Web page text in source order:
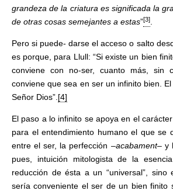
grandeza de la criatura es significada la
de otras cosas semejantes a estas”[3]
Pero si puede- darse el acceso o salto
es porque, para Llull: “Si existe un bien
conviene con no-ser, cuanto más, sin
conviene que sea en ser un infinito bien.
Señor Dios”. [4]
El paso a lo infinito se apoya en el
para el entendimiento humano el que se
entre el ser, la perfección –acabament– y
pues, intuición mitologista de la
reducción de ésta a un “universal”, sino
sería conveniente el ser de un bien finito